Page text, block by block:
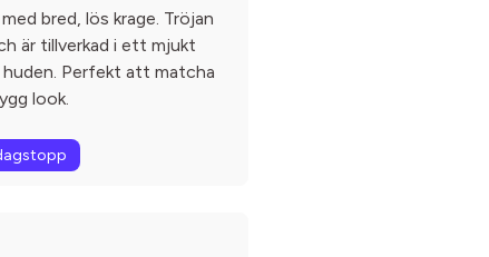
bred, lös krage. Tröjan
är tillverkad i ett mjukt
Perfekt att matcha
look.